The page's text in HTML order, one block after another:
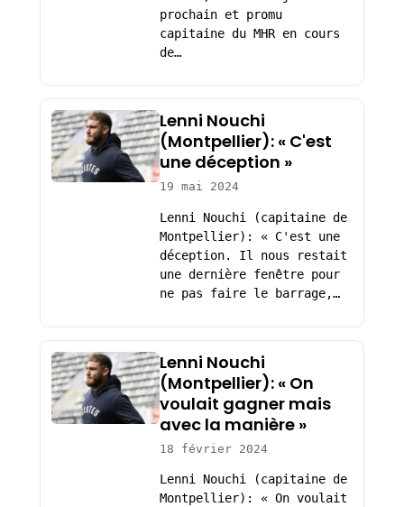
prochain et promu
capitaine du MHR en cours
de…
Lenni Nouchi
(Montpellier): « C'est
une déception »
19 mai 2024
Lenni Nouchi (capitaine de
Montpellier): « C'est une
déception. Il nous restait
une dernière fenêtre pour
ne pas faire le barrage,…
Lenni Nouchi
(Montpellier): « On
voulait gagner mais
avec la manière »
18 février 2024
Lenni Nouchi (capitaine de
Montpellier): « On voulait